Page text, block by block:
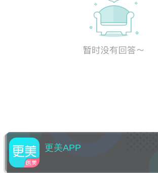
更美APP